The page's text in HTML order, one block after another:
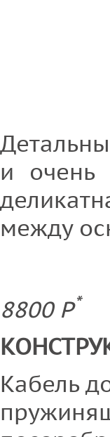
и очень
между
8800 P*
Кабель